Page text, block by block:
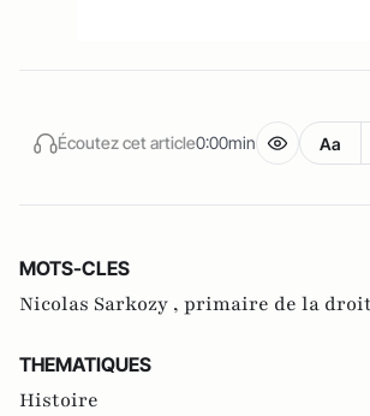
Écoutez cet article0:00min Aa
MOTS-CLES
Nicolas Sarkozy , primaire de la
THEMATIQUES
Histoire